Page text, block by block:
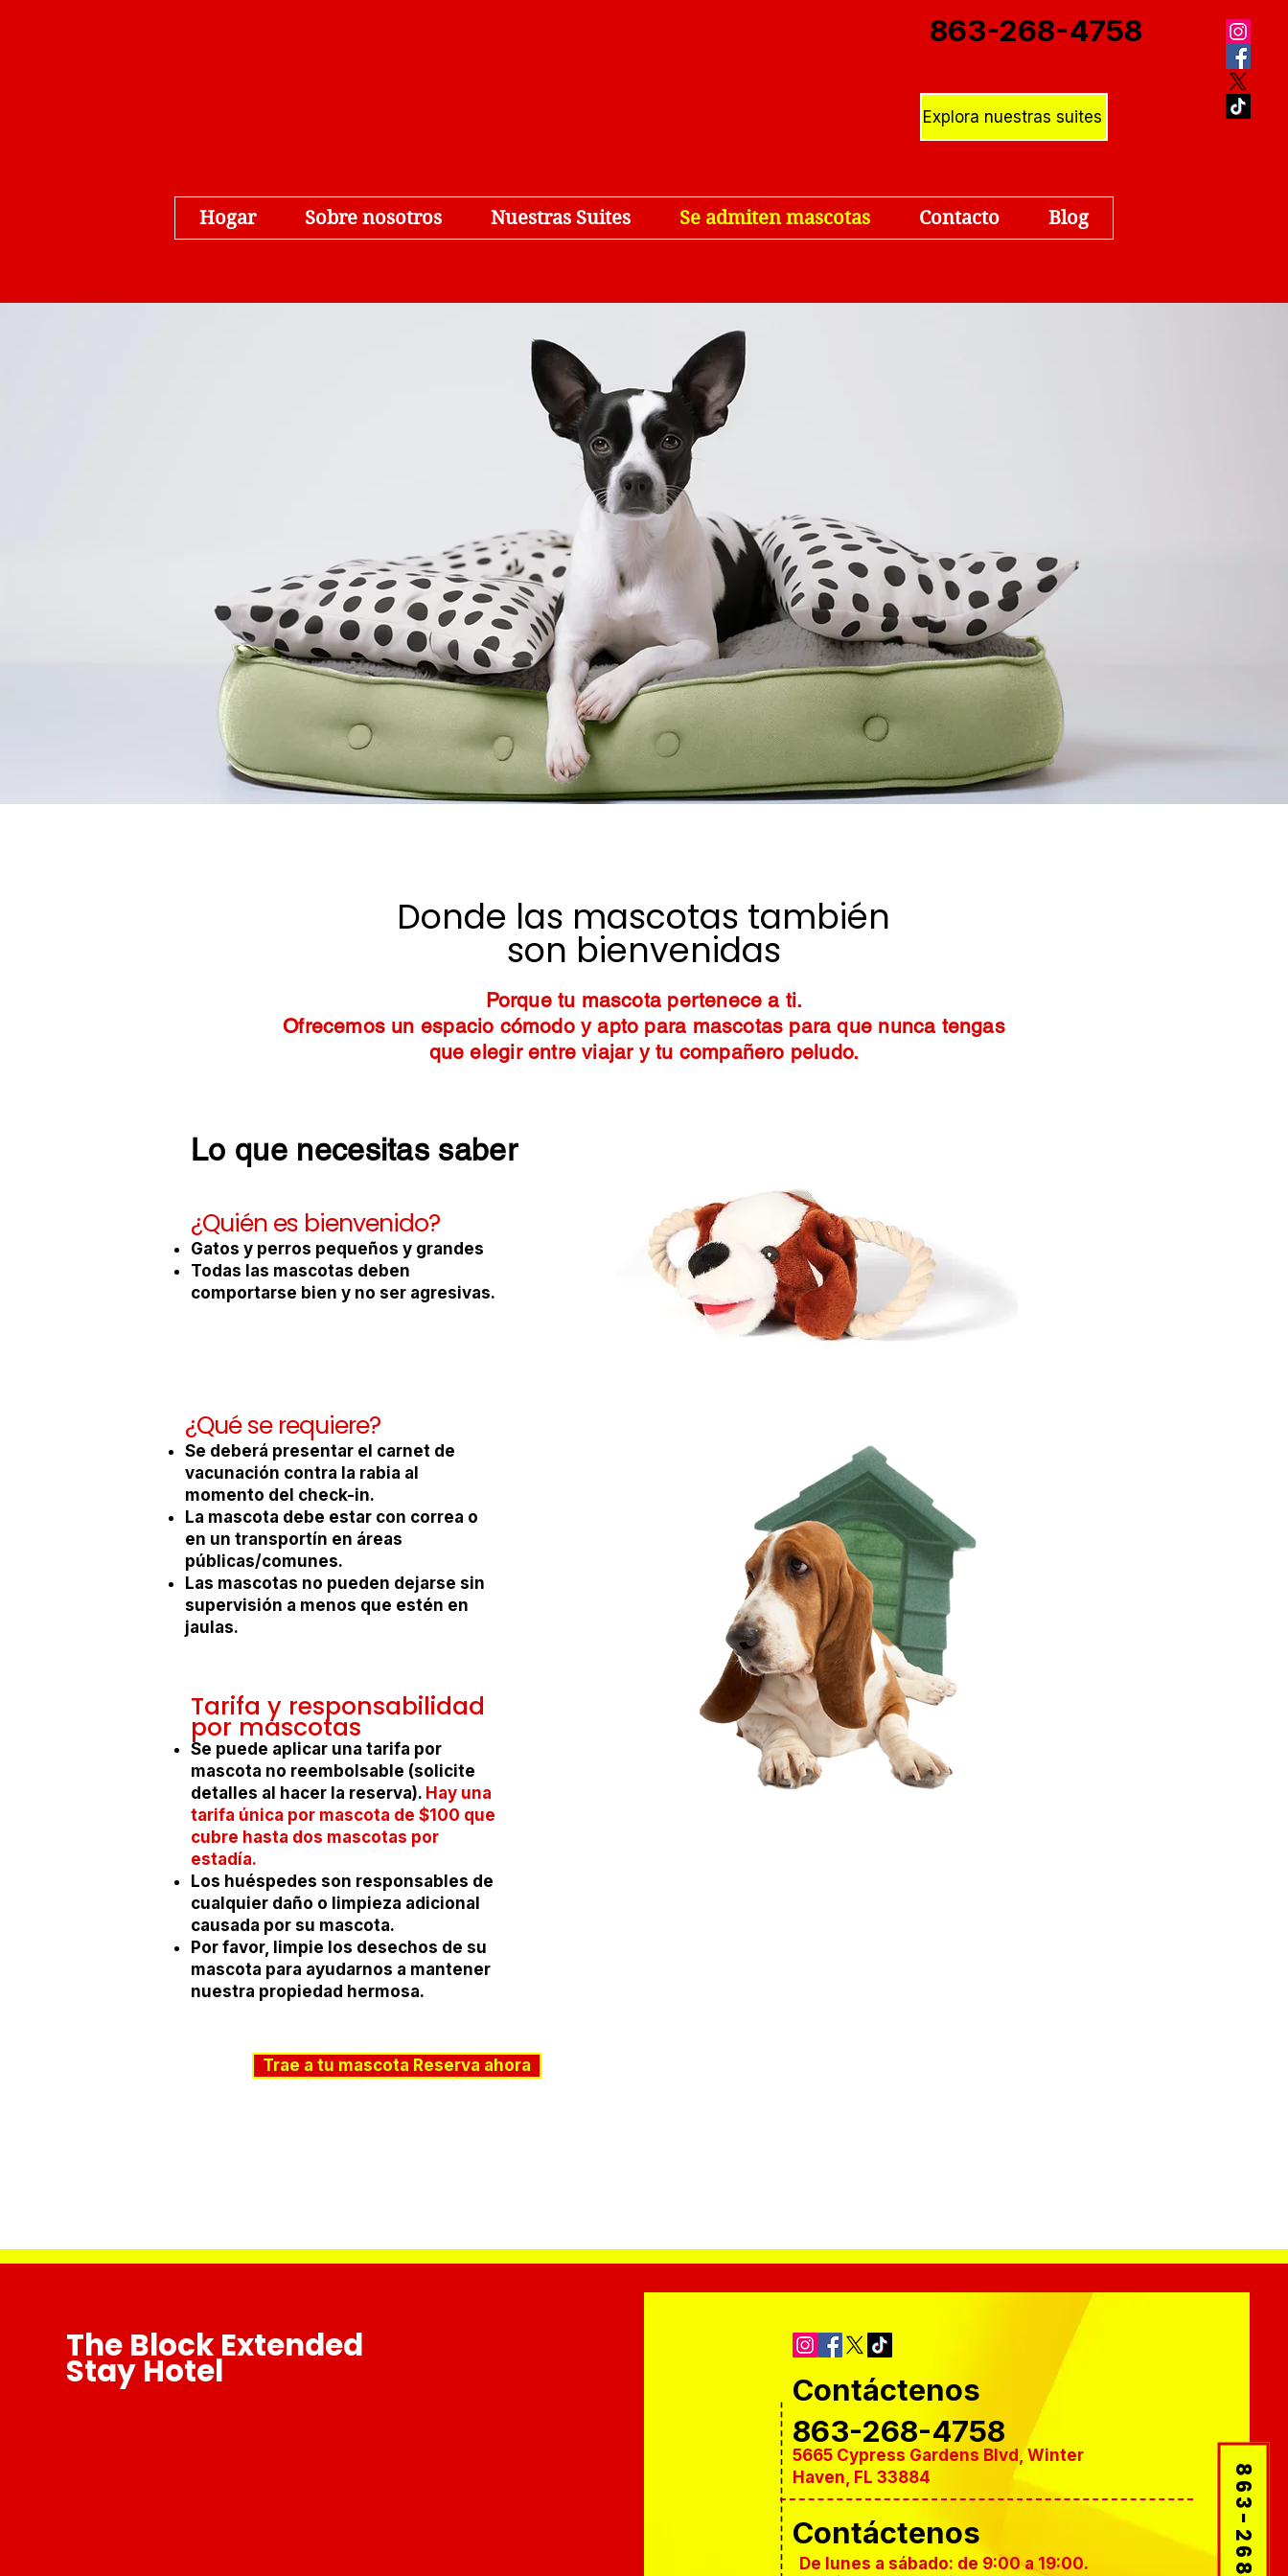
863-268-4758
Explora nuestras suites
Hogar Sobre nosotros Nuestras Suites Se admiten mascotas Contacto Blog
Donde las mascotas también
son bienvenidas
Porque tu mascota pertenece a ti.
Ofrecemos un espacio cómodo y apto para mascotas para que nunca tengas
que elegir entre viajar y tu compañero peludo.
Lo que necesitas saber
¿Quién es bienvenido?
Gatos y perros pequeños y grandes
Todas las mascotas deben
comportarse bien y no ser agresivas.
¿Qué se requiere?
Se deberá presentar el carnet de
vacunación contra la rabia al
momento del check-in.
La mascota debe estar con correa o
en un transportín en áreas
públicas/comunes.
Las mascotas no pueden dejarse sin
supervisión a menos que estén en
jaulas.
Tarifa y responsabilidad
por mascotas
Se puede aplicar una tarifa por
mascota no reembolsable (solicite
detalles al hacer la reserva). Hay una
tarifa única por mascota de $100 que
cubre hasta dos mascotas por
estadía.
Los huéspedes son responsables de
cualquier daño o limpieza adicional
causada por su mascota.
Por favor, limpie los desechos de su
mascota para ayudarnos a mantener
nuestra propiedad hermosa.
Trae a tu mascota Reserva ahora
The Block Extended
Stay Hotel
Contáctenos
863-268-4758
5665 Cypress Gardens Blvd, Winter
Haven, FL 33884
De lunes a sábado: de 9:00 a 19:00.
Contáctenos